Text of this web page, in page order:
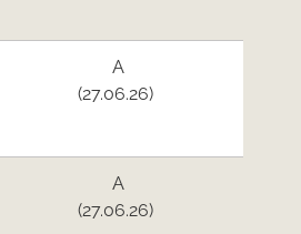
A
(27.06.26)
A
(27.06.26)